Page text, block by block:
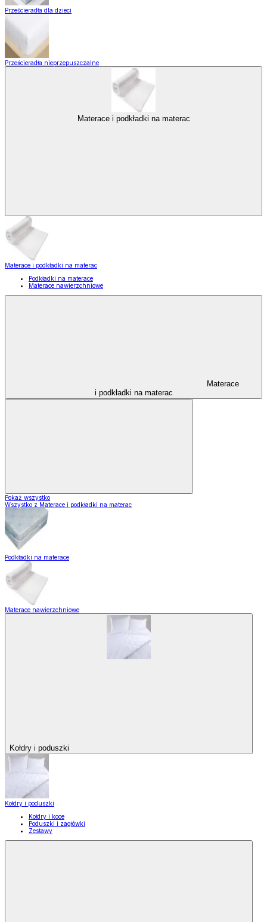
Prześcieradła dla dzieci
Prześcieradła nieprzepuszczalne
Materace i podkładki na materac
Materace i podkładki na materac
Podkładki na materace
Materace nawierzchniowe
Materace
i podkładki na materac
Pokaż wszystko
Wszystko z Materace i podkładki na materac
Podkładki na materace
Materace nawierzchniowe
Kołdry i poduszki
Kołdry i poduszki
Kołdry i koce
Poduszki i zagłówki
Zestawy